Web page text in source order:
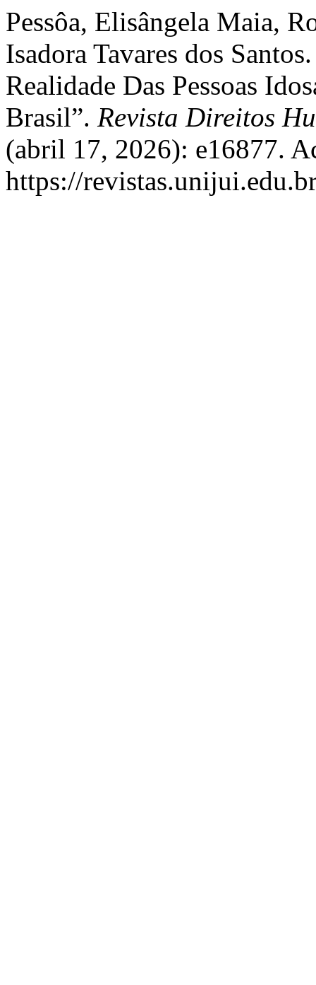
Pessôa, Elisângela Maia,
Isadora Tavares dos
Realidade Das Pessoas
Brasil”. Revista Direitos
(abril 17, 2026): e16877.
https://